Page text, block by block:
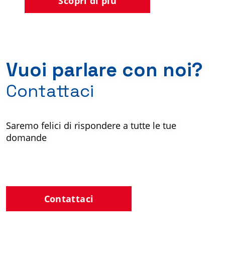
Vuoi parlare con noi?
Contattaci
Saremo felici di rispondere a tutte le tue
domande
Contattaci